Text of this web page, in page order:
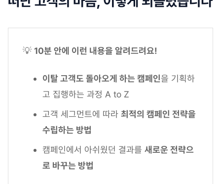
💡 10분 안에 이런 내용을 알려드려요!
이탈 고객도 돌아오게 하는 캠페인을 기획하
고 집행하는 과정 A to Z
고객 세그먼트에 따라 최적의 캠페인 전략을
수립하는 방법
캠페인에서 아쉬웠던 결과를 새로운 전략으
로 바꾸는 방법